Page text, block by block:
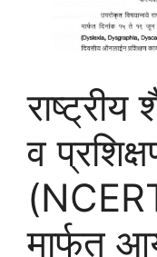
व
मार्फत